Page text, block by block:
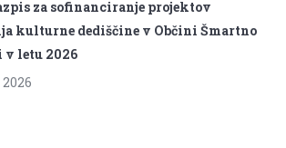
za sofinanciranje projektov
kulturne dediščine v Občini Šmartno
letu 2026